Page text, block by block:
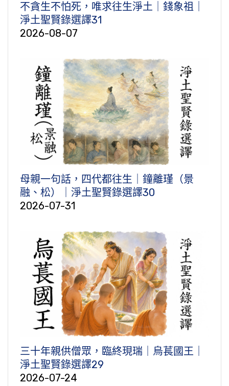
不貪生不怕死，唯求往生淨土｜錢象祖｜
淨土聖賢錄選譯31
2026-08-07
母親一句話，四代都往生｜鐘離瑾（景
融、松）｜淨土聖賢錄選譯30
2026-07-31
三十年親供僧眾，臨終現瑞｜烏萇國王｜
淨土聖賢錄選譯29
2026-07-24